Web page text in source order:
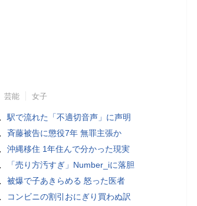
芸能 女子
駅で流れた「不適切音声」に声明
斉藤被告に懲役7年 無罪主張か
沖縄移住 1年住んで分かった現実
「売り方汚すぎ」Number_iに落胆
被爆で子あきらめる 怒った医者
コンビニの割引おにぎり買わぬ訳